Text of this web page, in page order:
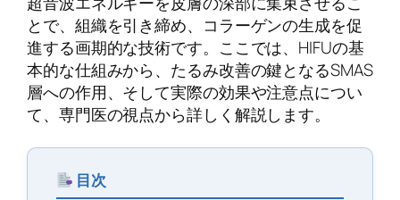
とで、組織を引き締め、コラーゲンの生成を促
進する画期的な技術です。ここでは、HIFUの基
本的な仕組みから、たるみ改善の鍵となるSMAS
層への作用、そして実際の効果や注意点につい
て、専門医の視点から詳しく解説します。
目次